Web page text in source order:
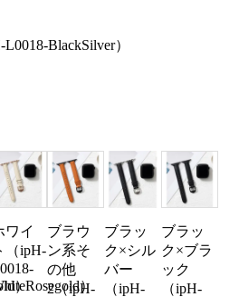
BlackSilver）
）
ワイ
（ipH-
）
ブラウ
ン系そ
の他
2（ipH-
ブラッ
ク×シル
バー
（ipH-
ブラッ
ク×ブラ
ック
（ipH-